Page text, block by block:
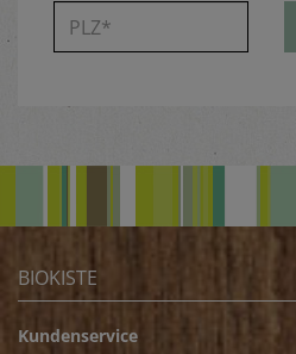
BIOKISTE
Kundenservice